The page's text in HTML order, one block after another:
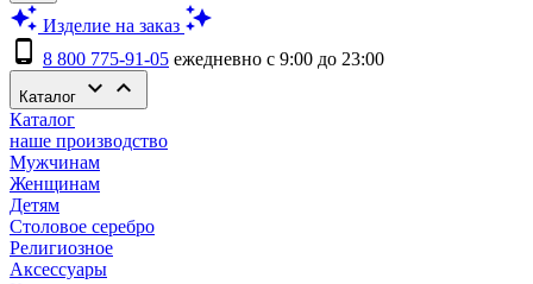
auto_awesome Изделие на заказ auto_awesome
phone_android 8 800 775-91-05 ежедневно с 9:00 до 23:00
Каталог keyboard_arrow_down keyboard_arrow_up
Каталог
наше производство
Мужчинам
Женщинам
Детям
Столовое серебро
Религиозное
Аксессуары